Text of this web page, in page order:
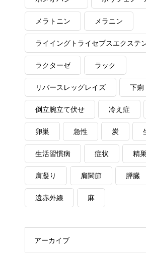
メラトニン メラニン
ライイングトライセプスエクステ
ラクターゼ ラック
リバースレッグレイズ 下痢
倒立腕立て伏せ 冷え症
卵巣 急性 炭
生活習慣病 症状 精巣
肩凝り 肩関節 膵臓
遠赤外線 麻
アーカイブ